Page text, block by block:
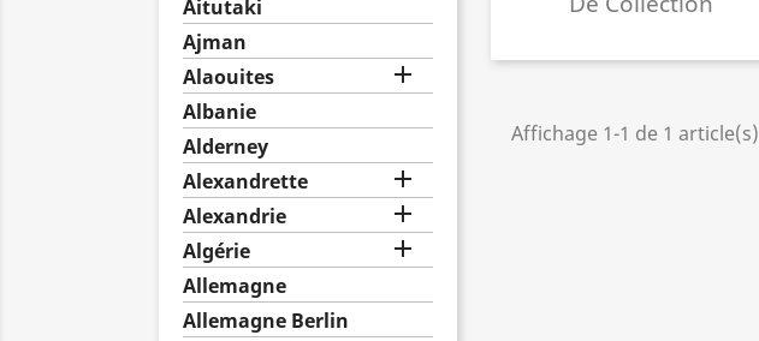
Aitutaki
Ajman
Alaouites

Albanie
Alderney
Alexandrette

Alexandrie 
Algérie 
Allemagne
Allemagne Berlin
Affichage 1-1 de 1 article(s)